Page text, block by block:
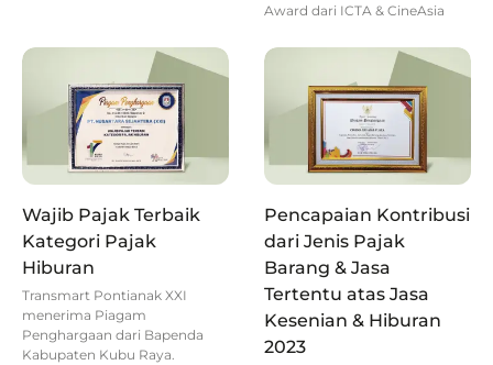
Award dari ICTA & CineAsia
Wajib Pajak Terbaik
Kategori Pajak
Hiburan
Transmart Pontianak XXI
menerima Piagam
Penghargaan dari Bapenda
Kabupaten Kubu Raya.
Pencapaian Kontribusi
dari Jenis Pajak
Barang & Jasa
Tertentu atas Jasa
Kesenian & Hiburan
2023